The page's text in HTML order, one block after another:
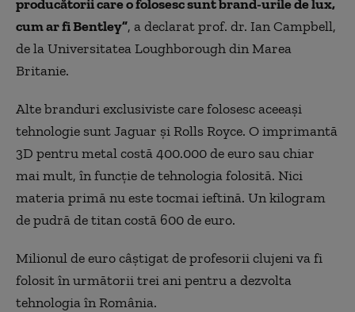
producătorii care o folosesc sunt brand-urile de lux,
cum ar fi Bentley”, a declarat prof. dr. Ian Campbell,
de la Universitatea Loughborough din Marea
Britanie.
Alte branduri exclusiviste care folosesc aceeaşi
tehnologie sunt Jaguar şi Rolls Royce. O imprimantă
3D pentru metal costă 400.000 de euro sau chiar
mai mult, în funcţie de tehnologia folosită. Nici
materia primă nu este tocmai ieftină. Un kilogram
de pudră de titan costă 600 de euro.
Milionul de euro câştigat de profesorii clujeni va fi
folosit în următorii trei ani pentru a dezvolta
tehnologia în România.